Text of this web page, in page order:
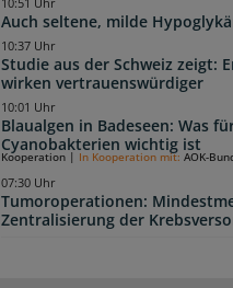
Auch seltene, milde
10:51 Uhr
Studie aus der Schweiz zeigt:
wirken vertrauenswürdiger
10:37 Uhr
Blaualgen in Badeseen: Was
Cyanobakterien wichtig ist
10:01 Uhr
Tumoroperationen:
Zentralisierung der
Kooperation In Kooperation mit: AOK-
07:30 Uhr